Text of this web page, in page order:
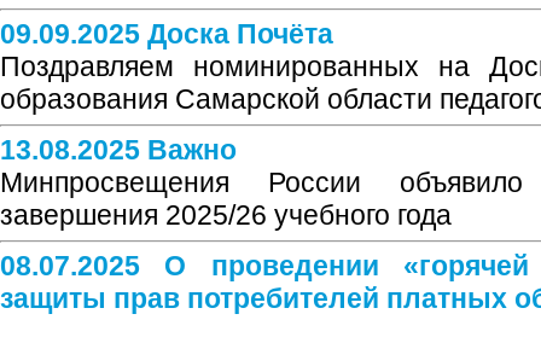
09.09.2025 Доска Почёта
Поздравляем номинированных на
образования Самарской области
13.08.2025 Важно
Минпросвещения России
завершения 2025/26 учебного года
08.07.2025 О проведении
защиты прав потребителей платных